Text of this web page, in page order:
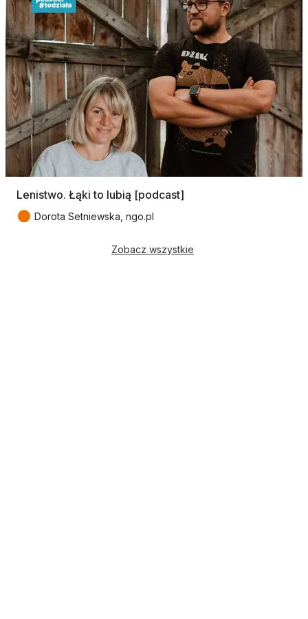
Lenistwo. Łąki to lubią [podcast]
● Dorota Setniewska, ngo.pl
Zobacz wszystkie